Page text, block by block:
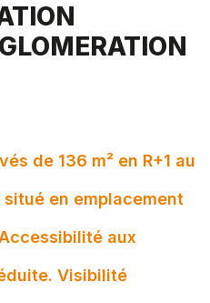
de 136 m² en R+1 au
en emplacement
Accessibilité aux
Visibilité